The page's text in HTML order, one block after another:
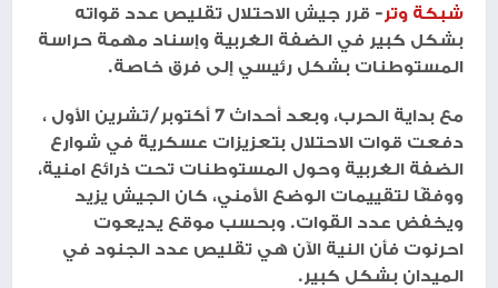
شبكة وتر - قرر جيش الاحتلال تقليص عدد قواته
بشكل كبير في الضفة الغربية وإسناد مهمة حراسة
المستوطنات بشكل رئيسي إلى فرق خاصة.
مع بداية الحرب، وبعد أحداث 7 أكتوبر/تشرين الأول ،
دفعت قوات الاحتلال بتعزيزات عسكرية في شوارع
الضفة الغربية وحول المستوطنات تحت ذرائع امنية،
ووفقًا لتقييمات الوضع الأمني، كان الجيش يزيد
ويخفض عدد القوات. وبحسب موقع يديعوت
احرنوت فأن النية الآن هي تقليص عدد الجنود في
الميدان بشكل كبير.